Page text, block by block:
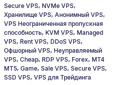
Secure VPS, NVMe VPS,
Хранилище VPS,Анонимный VPS,
VPS Неограниченная пропускная
способность, KVM VPS, Managed
VPS, Rent VPS, DDoS VPS,
Офшорный VPS, Неуправляемый
VPS,Cheap, RDP VPS, Forex, MT4
MT5,Game,Sale VPS,Secure VPS,
SSD VPS,VPS для Трейдинга